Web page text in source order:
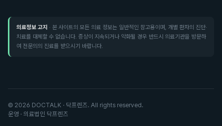
의료정보 고지 · 본 사이트의 모든 의료 정보는 일반적인 참고용이며, 개별 환자의 진단·
치료를 대체할 수 없습니다. 증상이 지속되거나 악화될 경우 반드시 의료기관을 방문하
여 전문의의 진료를 받으시기 바랍니다.
© 2026 DOCTALK · 닥프렌즈. All rights reserved.
운영 · 의료법인 닥프렌즈